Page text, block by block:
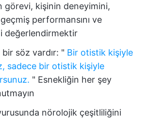
görevi, kişinin deneyimini,
performansını ve
değerlendirmektir
söz vardır: " Bir otistik kişiyle
sadece bir otistik kişiyle
" Esnekliğin her şey
nörolojik çeşitliliğini